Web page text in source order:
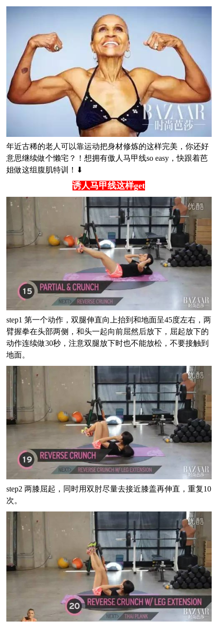
年近古稀的老人可以靠运动把身材修炼的这样完美，你还好
意思继续做个懒宅？！想拥有傲人马甲线so easy，快跟着芭
姐做这组腹肌特训！⬇
诱人马甲线这样get
step1 第一个动作，双腿伸直向上抬到和地面呈45度左右，两
臂握拳在头部两侧，和头一起向前屈然后放下，屈起放下的
动作连续做30秒，注意双腿放下时也不能放松，不要接触到
地面。
step2 两膝屈起，同时用双肘尽量去接近膝盖再伸直，重复10
次。